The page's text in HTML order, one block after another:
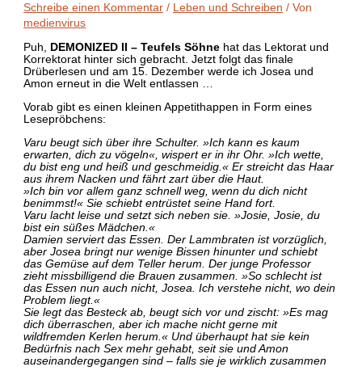
Schreibe einen Kommentar / Leben und Schreiben / Von
medienvirus
Puh, DEMONIZED II – Teufels Söhne hat das Lektorat und
Korrektorat hinter sich gebracht. Jetzt folgt das finale
Drüberlesen und am 15. Dezember werde ich Josea und
Amon erneut in die Welt entlassen …
Vorab gibt es einen kleinen Appetithappen in Form eines
Lesepröbchens:
Varu beugt sich über ihre Schulter. »Ich kann es kaum
erwarten, dich zu vögeln«, wispert er in ihr Ohr. »Ich wette,
du bist eng und heiß und geschmeidig.« Er streicht das Haar
aus ihrem Nacken und fährt zart über die Haut.
»Ich bin vor allem ganz schnell weg, wenn du dich nicht
benimmst!« Sie schiebt entrüstet seine Hand fort.
Varu lacht leise und setzt sich neben sie. »Josie, Josie, du
bist ein süßes Mädchen.«
Damien serviert das Essen. Der Lammbraten ist vorzüglich,
aber Josea bringt nur wenige Bissen hinunter und schiebt
das Gemüse auf dem Teller herum. Der junge Professor
zieht missbilligend die Brauen zusammen. »So schlecht ist
das Essen nun auch nicht, Josea. Ich verstehe nicht, wo dein
Problem liegt.«
Sie legt das Besteck ab, beugt sich vor und zischt: »Es mag
dich überraschen, aber ich mache nicht gerne mit
wildfremden Kerlen herum.« Und überhaupt hat sie kein
Bedürfnis nach Sex mehr gehabt, seit sie und Amon
auseinandergegangen sind – falls sie je wirklich zusammen